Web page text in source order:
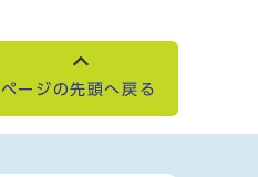
ページの先頭へ戻る